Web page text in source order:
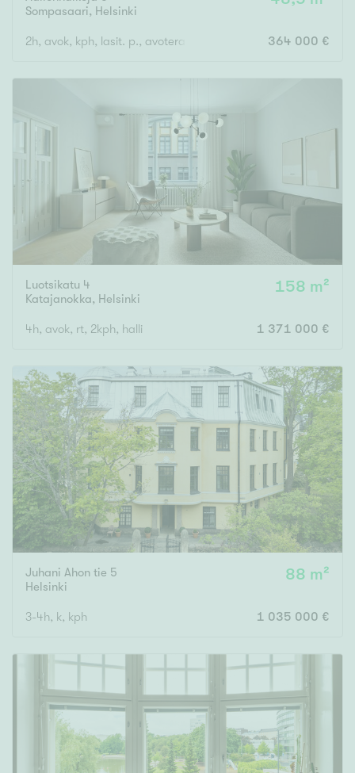
Sompasaari, Helsinki
2h, avok, kph, lasit. p., avoterassi 364 000 €
Luotsikatu 4
Katajanokka, Helsinki
158 m²
4h, avok, rt, 2kph, halli 1 371 000 €
Juhani Ahon tie 5
Helsinki
88 m²
3-4h, k, kph 1 035 000 €